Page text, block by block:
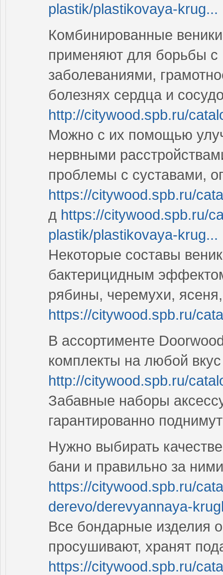
plastik/plastikovaya-krug...
Комбинированные
применяют для борьбы с
заболеваниями,
болезнях сердца и
http://citywood.spb.ru/
Можно с их помощью
нервными
проблемы с суставами,
https://citywood.spb.ru/
д https://citywood.spb.ru/
plastik/plastikovaya-krug...
Некоторые составы
бактерицидным
рябины, черемухи,
https://citywood.spb.ru/
В ассортименте
комплекты на любой вкус
http://citywood.spb.ru/
Забавные наборы
гарантированно
Нужно выбирать
бани и правильно за
https://citywood.spb.ru/
derevo/derevyannaya-
Все бондарные изделия
просушивают, хранят
https://citywood.spb.ru/